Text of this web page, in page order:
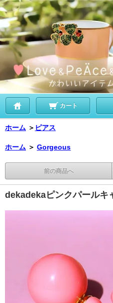
カート
ホーム ＞ ピアス
ホーム ＞ Gorgeous
前の商品へ
dekadekaピンクパールキ